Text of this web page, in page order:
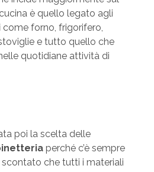
è quello legato agli
come forno, frigorifero,
e tutto quello che
quotidiane attività di
poi la scelta delle
perché c’è sempre
scontato che tutti i materiali